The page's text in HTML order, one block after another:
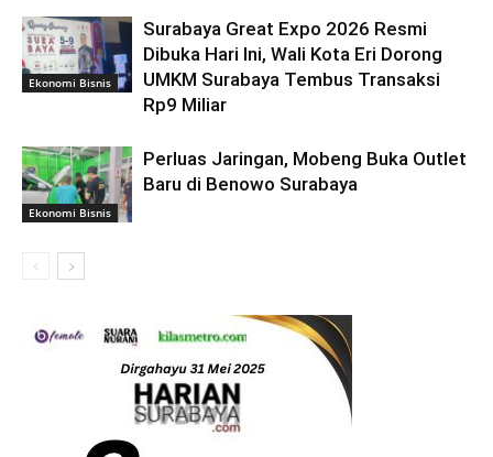
Ekonomi Bisnis
Surabaya Great Expo 2026 Resmi
Dibuka Hari Ini, Wali Kota Eri Dorong
UMKM Surabaya Tembus Transaksi
Rp9 Miliar
Ekonomi Bisnis
Perluas Jaringan, Mobeng Buka Outlet
Baru di Benowo Surabaya